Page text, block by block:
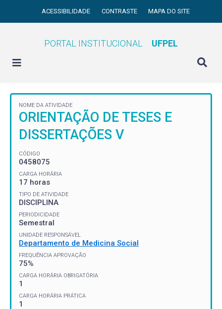
ACESSIBILIDADE CONTRASTE MAPA DO SITE
PORTAL INSTITUCIONAL UFPEL
NOME DA ATIVIDADE
ORIENTAÇÃO DE TESES E
DISSERTAÇÕES V
CÓDIGO
0458075
CARGA HORÁRIA
17 horas
TIPO DE ATIVIDADE
DISCIPLINA
PERIODICIDADE
Semestral
UNIDADE RESPONSÁVEL
Departamento de Medicina Social
FREQUÊNCIA APROVAÇÃO
75%
CARGA HORÁRIA OBRIGATÓRIA
1
CARGA HORÁRIA PRÁTICA
1